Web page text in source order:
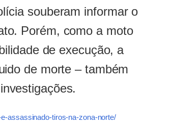
souberam informar o
Porém, como a moto
de execução, a
de morte – também
assassinado-tiros-na-zona-norte/